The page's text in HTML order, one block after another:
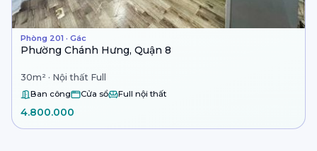
Phòng 201 · Gác
Phường Chánh Hưng, Quận 8
30m² · Nội thất Full
Ban công Cửa sổ Full nội thất
4.800.000